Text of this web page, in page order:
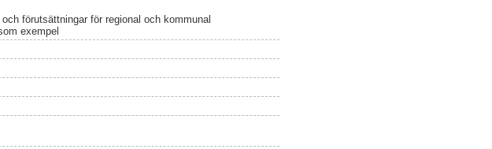
förutsättningar för regional och kommunal
exempel